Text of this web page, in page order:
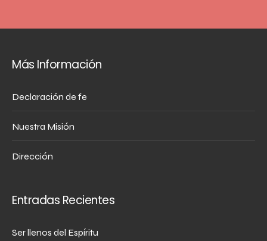
Más Información
Declaración de fe
Nuestra Misión
Dirección
Entradas Recientes
Ser llenos del Espíritu